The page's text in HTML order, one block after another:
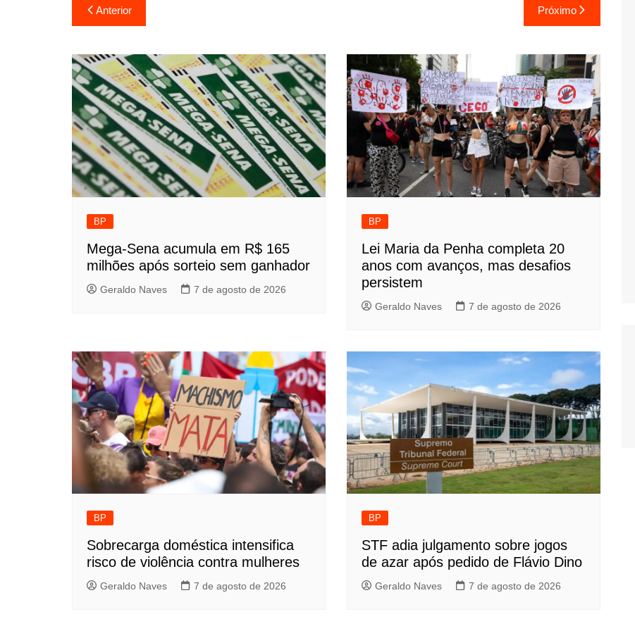
Navegação
de
Post
Anterior Próximo
BP
Mega-Sena acumula em R$ 165
milhões após sorteio sem ganhador
Geraldo Naves 7 de agosto de 2026
BP
Lei Maria da Penha completa 20
anos com avanços, mas desafios
persistem
Geraldo Naves 7 de agosto de 2026
BP
Sobrecarga doméstica intensifica
risco de violência contra mulheres
Geraldo Naves 7 de agosto de 2026
BP
STF adia julgamento sobre jogos
de azar após pedido de Flávio Dino
Geraldo Naves 7 de agosto de 2026